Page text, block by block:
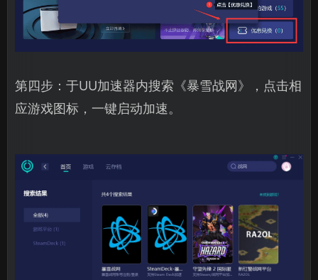
第四步：于UU加速器内搜索《暴雪战网》，点击相
应游戏图标，一键启动加速。